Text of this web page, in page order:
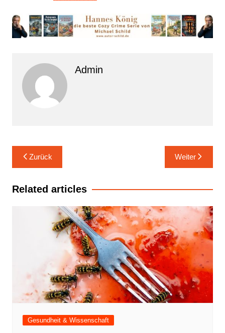
Admin
Beitrags-
Navigation
Zurück Weiter
Related articles
Gesundheit & Wissenschaft